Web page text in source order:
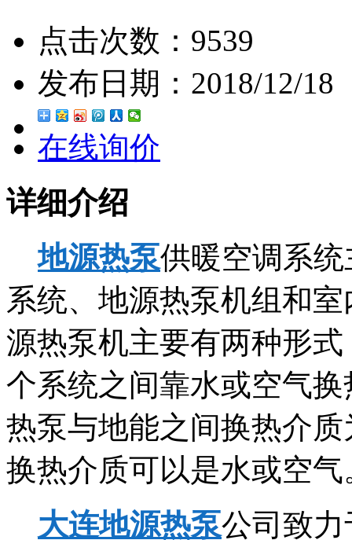
点击次数： 9539
发布日期： 2018/12/18
在线询价
详细介绍
地源热泵供暖空调系
系统、地源热泵机组和
源热泵机主要有两种形
个系统之间靠水或空气
热泵与地能之间换热介
换热介质可以是水或空气
大连地源热泵公司致